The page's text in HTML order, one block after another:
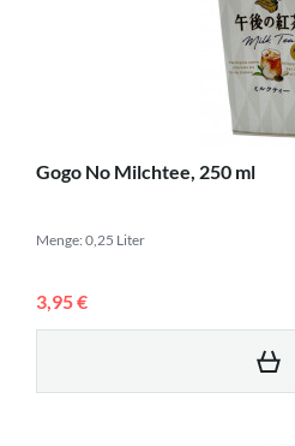
Gogo No Milchtee, 250 ml
Menge: 0,25 Liter
3,95 €